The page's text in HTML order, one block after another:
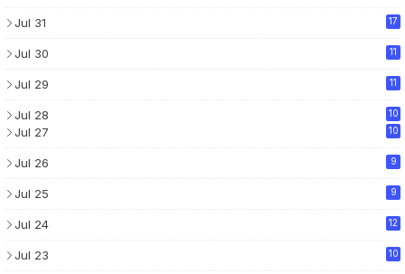
Jul 31 17
Jul 30 11
Jul 29 11
Jul 28 10
Jul 27 10
Jul 26 9
Jul 25 9
Jul 24 12
Jul 23 10